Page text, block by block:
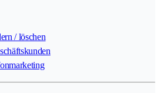
/ löschen